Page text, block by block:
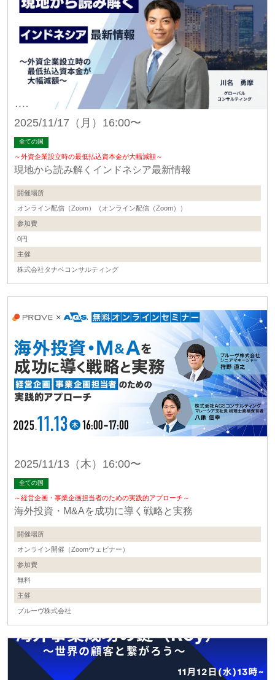
2025/11/17（月）16:00〜
全ての国
～外資企業設立時の最低払込資本金が大幅減額～
現地から読み解くインドネシア最新情報
開催場所
オンライン配信（Zoom）（オンライン配信（Zoom））
参加費
0円
主催
株式会社タナベコンサルティング
2025/11/13（木）16:00〜
全ての国
～経営企画・事業企画担当者のための実践的アプローチ～
海外投資・M&Aを成功に導く戦略と実務
開催場所
オンライン開催（Zoomウェビナー）
参加費
無料
主催
プルーヴ株式会社